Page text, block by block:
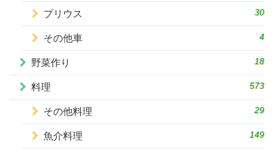
プリウス 30
その他車 4
野菜作り 18
料理 573
その他料理 29
魚介料理 149